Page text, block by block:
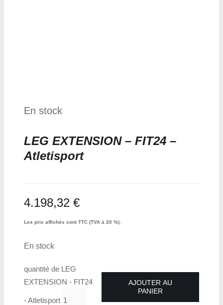
En stock
LEG EXTENSION – FIT24 –
Atletisport
4.198,32 €
Les prix affichés sont TTC (TVA à 20 %).
En stock
quantité de LEG
EXTENSION - FIT24
- Atletisport
AJOUTER AU
PANIER